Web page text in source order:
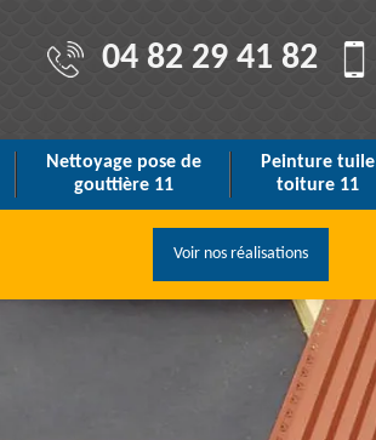
04 82 29 41 82
Nettoyage pose de
gouttière 11
Peinture tuile
toiture 11
Voir nos réalisations